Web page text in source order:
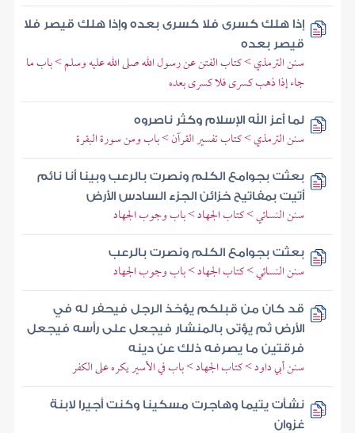
إذا هلك كسرى فلا كسرى بعده وإذا هلك قيصر فلا
قيصر بعده
سنن الترمذي > كتاب الفتن عن رسول الله صلى الله عليه وسلم > باب ما
جاء إذا ذهب كسرى فلا كسرى بعده
لما أعز الله الإسلام وكثر ناصروه
سنن الترمذي > كتاب تفسير القرآن > باب ومن سورة البقرة
بعثت بجوامع الكلم ونصرت بالرعب وبينا أنا نائم
أتيت بمفاتيح خزائن الجزء السادس الأرض
سنن النسائي > كتاب الجهاد > باب وجوب الجهاد
بعثت بجوامع الكلم ونصرت بالرعب
سنن النسائي > كتاب الجهاد > باب وجوب الجهاد
قد كان من قبلكم يؤخذ الرجل فيحفر له في
الأرض ثم يؤتى بالمنشار فيجعل على رأسه فيجعل
فرقتين ما يصرفه ذلك عن دينه
سنن أبي داود > كتاب الجهاد > باب في الأسير يكره على الكفر
نشأت يتيما وهاجرت مسكينا وكنت أجيرا لابنة
غزوان